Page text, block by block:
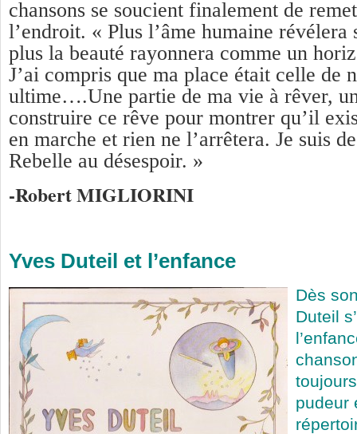
chansons se soucient finalement de
l’endroit. « Plus l’âme humaine révélera
plus la beauté rayonnera comme un
J’ai compris que ma place était celle de
ultime….Une partie de ma vie à rêver,
construire ce rêve pour montrer qu’il
en marche et rien ne l’arrêtera. Je suis
Rebelle au désespoir. »
-Robert MIGLIORINI
Yves Duteil et l’enfance
Dès
Duteil
pudeur